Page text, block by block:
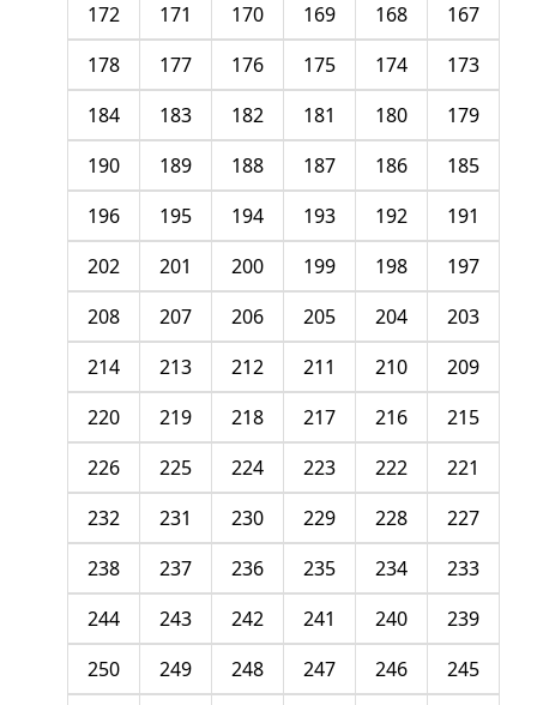
167
168
169
170
171
172
173
174
175
176
177
178
179
180
181
182
183
184
185
186
187
188
189
190
191
192
193
194
195
196
197
198
199
200
201
202
203
204
205
206
207
208
209
210
211
212
213
214
215
216
217
218
219
220
221
222
223
224
225
226
227
228
229
230
231
232
233
234
235
236
237
238
239
240
241
242
243
244
245
246
247
248
249
250